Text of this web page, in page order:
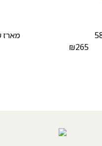
₪265
מארז